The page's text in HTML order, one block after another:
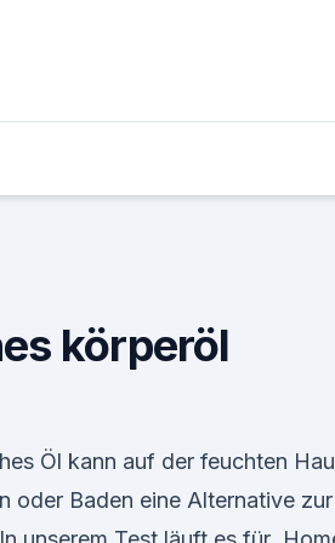
körperöl
Öl kann auf der feuchten
oder Baden eine Alternative zur